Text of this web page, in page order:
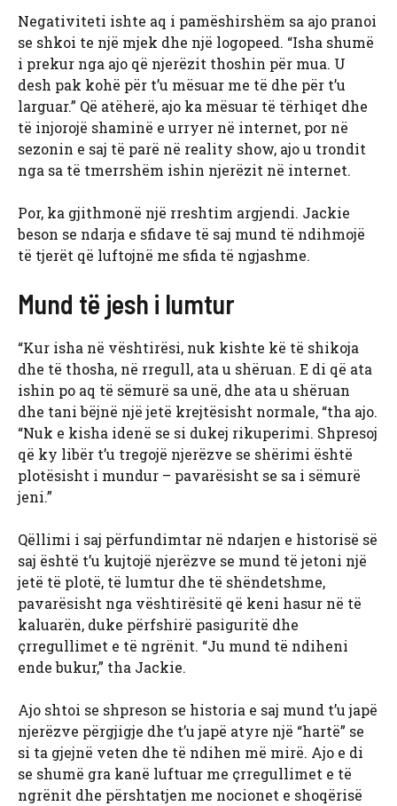
Negativiteti ishte aq i pamëshirshëm sa ajo pranoi
se shkoi te një mjek dhe një logopeed. “Isha shumë
i prekur nga ajo që njerëzit thoshin për mua. U
desh pak kohë për t’u mësuar me të dhe për t’u
larguar.” Që atëherë, ajo ka mësuar të tërhiqet dhe
të injorojë shaminë e urryer në internet, por në
sezonin e saj të parë në reality show, ajo u trondit
nga sa të tmerrshëm ishin njerëzit në internet.
Por, ka gjithmonë një rreshtim argjendi. Jackie
beson se ndarja e sfidave të saj mund të ndihmojë
të tjerët që luftojnë me sfida të ngjashme.
Mund të jesh i lumtur
“Kur isha në vështirësi, nuk kishte kë të shikoja
dhe të thosha, në rregull, ata u shëruan. E di që ata
ishin po aq të sëmurë sa unë, dhe ata u shëruan
dhe tani bëjnë një jetë krejtësisht normale, “tha ajo.
“Nuk e kisha idenë se si dukej rikuperimi. Shpresoj
që ky libër t’u tregojë njerëzve se shërimi është
plotësisht i mundur – pavarësisht se sa i sëmurë
jeni.”
Qëllimi i saj përfundimtar në ndarjen e historisë së
saj është t’u kujtojë njerëzve se mund të jetoni një
jetë të plotë, të lumtur dhe të shëndetshme,
pavarësisht nga vështirësitë që keni hasur në të
kaluarën, duke përfshirë pasiguritë dhe
çrregullimet e të ngrënit. “Ju mund të ndiheni
ende bukur,” tha Jackie.
Ajo shtoi se shpreson se historia e saj mund t’u japë
njerëzve përgjigje dhe t’u japë atyre një “hartë” se
si ta gjejnë veten dhe të ndihen më mirë. Ajo e di
se shumë gra kanë luftuar me çrregullimet e të
ngrënit dhe përshtatjen me nocionet e shoqërisë